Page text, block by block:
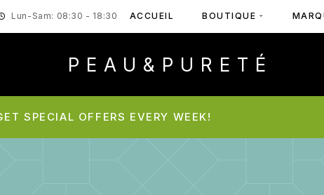
Lun-Sam: 08:30 - 18:30 ACCUEIL BOUTIQUE
PEAU&PURETÉ
SPECIAL OFFERS EVERY WEEK!